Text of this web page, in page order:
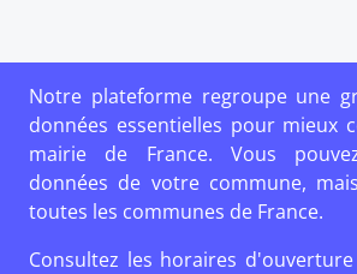
Notre plateforme regroupe une
données essentielles pour mieux
mairie de France. Vous
données de votre commune,
toutes les communes de France.
Consultez les horaires